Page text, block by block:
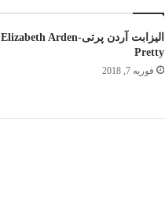
الیزابت آردن پرتی-Elizabeth Arden
Pretty
فوریه 7, 2018